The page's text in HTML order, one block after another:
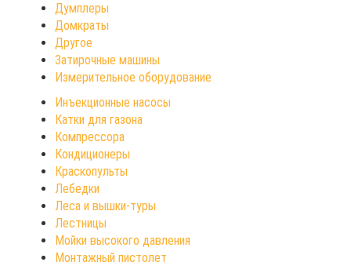
Думплеры
Домкраты
Другое
Затирочные машины
Измерительное оборудование
Инъекционные насосы
Катки для газона
Компрессора
Кондиционеры
Краскопульты
Лебедки
Леса и вышки-туры
Лестницы
Мойки высокого давления
Монтажный пистолет